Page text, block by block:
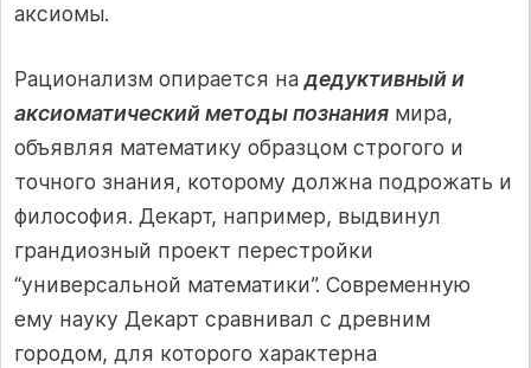
аксиомы.
Рационализм опирается надедуктивный и
аксиоматический методы познания мира,
объявляя математику образцом строгого и
точного знания, которому должна подрожать и
философия. Декарт, например, выдвинул
грандиозный проект перестройки
“универсальной математики”. Современную
ему науку Декарт сравнивал с древним
городом, для которого характерна